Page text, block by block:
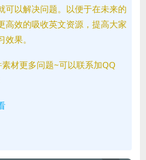
可以解决问题。以便于在未来的
高效的吸收英文资源，提高大家
果。
材更多问题~可以联系加QQ